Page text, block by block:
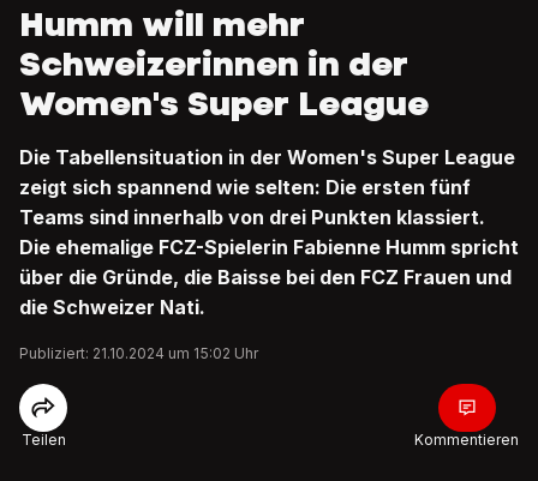
Humm will mehr
Schweizerinnen in der
Women's Super League
Die Tabellensituation in der Women's Super League
zeigt sich spannend wie selten: Die ersten fünf
Teams sind innerhalb von drei Punkten klassiert.
Die ehemalige FCZ-Spielerin Fabienne Humm spricht
über die Gründe, die Baisse bei den FCZ Frauen und
die Schweizer Nati.
Publiziert: 21.10.2024 um 15:02 Uhr
Teilen Kommentieren